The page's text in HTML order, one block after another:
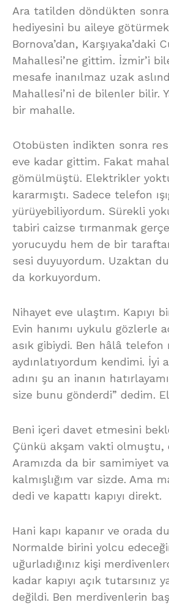
Ara tatilden döndükten
hediyesini bu aileye
Bornova’dan, Karşıyaka’daki
Mahallesi’ne gittim. İzmir’i
mesafe inanılmaz uzak
Mahallesi’ni de bilenler bilir.
bir mahalle.
Otobüsten indikten sonra
eve kadar gittim. Fakat
gömülmüştü. Elektrikler
kararmıştı. Sadece telefon
yürüyebiliyordum. Sürekli
tabiri caizse tırmanmak
yorucuydu hem de bir
sesi duyuyordum. Uzaktan
da korkuyordum.
Nihayet eve ulaştım. Kapıyı
Evin hanımı uykulu gözlerle
asık gibiydi. Ben hâlâ telefon
aydınlatıyordum kendimi. İyi
adını şu an inanın
size bunu gönderdi” dedim.
Beni içeri davet etmesini
Çünkü akşam vakti
Aramızda da bir samimiyet
kalmışlığım var sizde. Ama
dedi ve kapattı kapıyı direkt.
Hani kapı kapanır ve orada
Normalde birini yolcu
uğurladığınız kişi
kadar kapıyı açık tutarsınız
değildi. Ben merdivenlerin